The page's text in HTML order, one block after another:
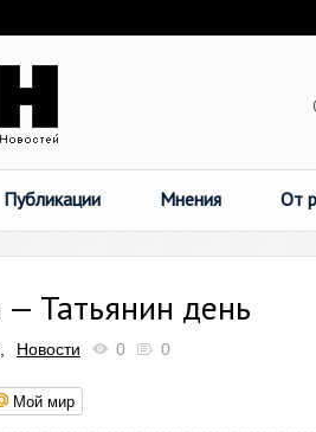
Публикации Мнения От
— Татьянин день
Новости 0 0
Мой мир